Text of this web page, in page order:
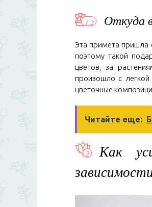
Откуда
Эта примета пришла
поэтому такой
цветов, за
произошло с
цветочные
Читайте еще:
Как